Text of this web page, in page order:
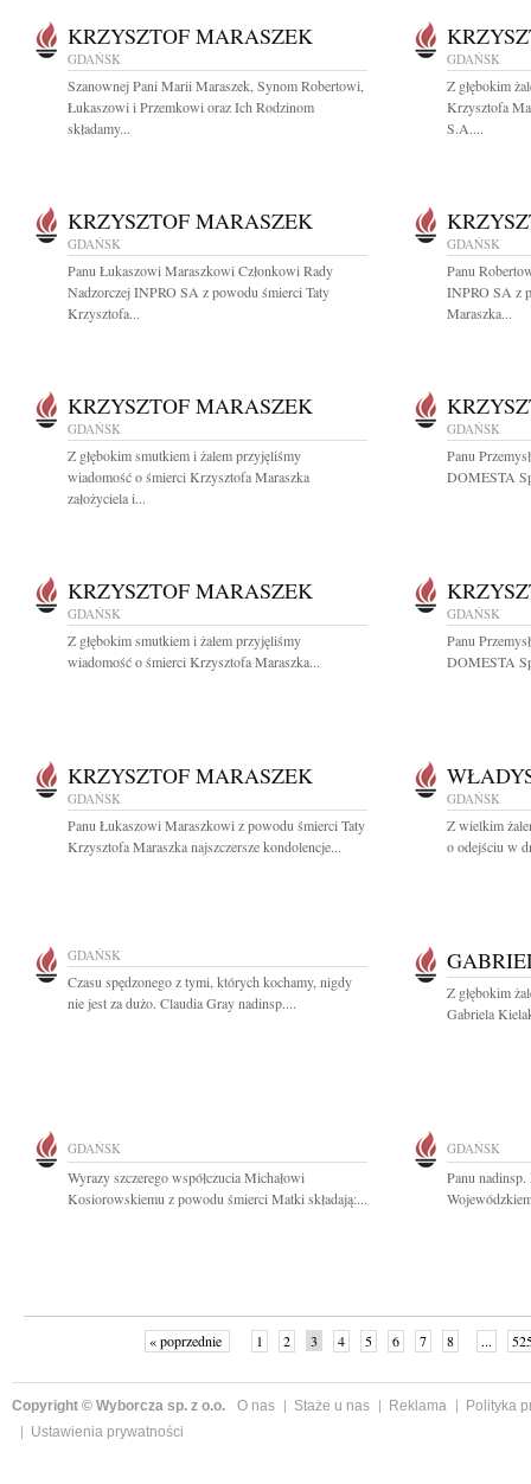
KRZYSZTOF MARASZEK
GDAŃSK
Szanownej Pani Marii Maraszek, Synom Robertowi,
Łukaszowi i Przemkowi oraz Ich Rodzinom
składamy...
GDAŃSK
Z głębokim
Krzysztofa
S.A....
KRZYSZTOF MARASZEK
GDAŃSK
Panu Łukaszowi Maraszkowi Członkowi Rady
Nadzorczej INPRO SA z powodu śmierci Taty
Krzysztofa...
GDAŃSK
Panu
INPRO SA z
Maraszka...
KRZYSZTOF MARASZEK
GDAŃSK
Z głębokim smutkiem i żalem przyjęliśmy
wiadomość o śmierci Krzysztofa Maraszka
założyciela i...
GDAŃSK
Panu
DOMESTA
KRZYSZTOF MARASZEK
GDAŃSK
Z głębokim smutkiem i żalem przyjęliśmy
wiadomość o śmierci Krzysztofa Maraszka...
GDAŃSK
Panu
DOMESTA
KRZYSZTOF MARASZEK
GDAŃSK
Panu Łukaszowi Maraszkowi z powodu śmierci Taty
Krzysztofa Maraszka najszczersze kondolencje...
GDAŃSK
Z wielkim
o odejściu w
GDAŃSK
Czasu spędzonego z tymi, których kochamy, nigdy
nie jest za dużo. Claudia Gray nadinsp....
Z głębokim
Gabriela
GDAŃSK
Wyrazy szczerego współczucia Michałowi
Kosiorowskiemu z powodu śmierci Matki składają:...
GDAŃSK
Panu
« poprzednie 1 2 3 4 5 6 7 8 ...
Copyright © Wyborcza sp. z o.o. O nas Staże u nas Reklama
Polityka
Ustawienia prywatności